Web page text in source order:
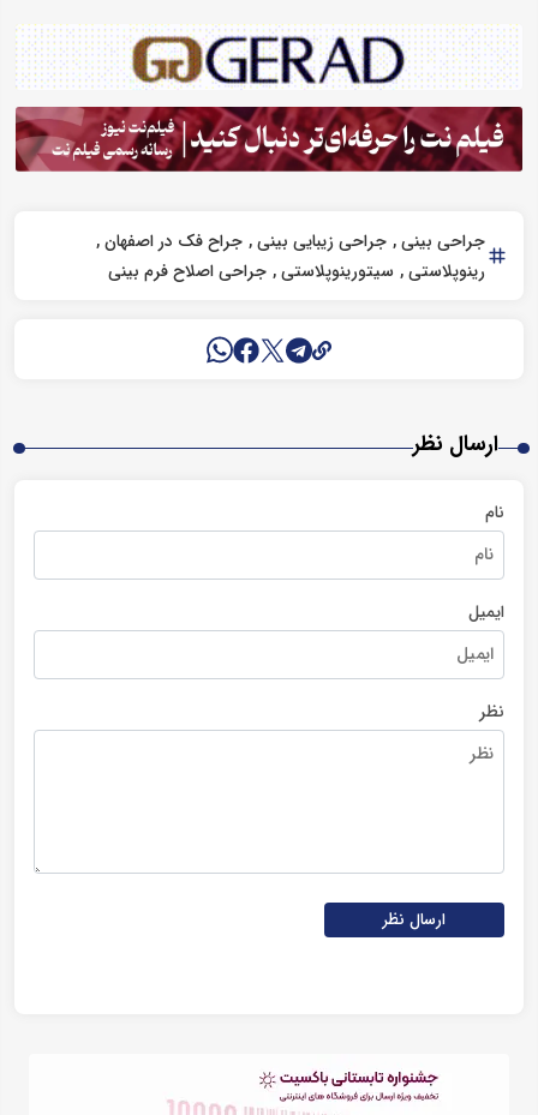
جراحی بینی جراحی زیبایی بینی جراح فک در اصفهان
رینوپلاستی سیتورینوپلاستی جراحی اصلاح فرم بینی
ارسال نظر
نام
ایمیل
نظر
ارسال نظر